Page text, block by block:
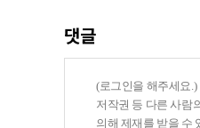
댓글